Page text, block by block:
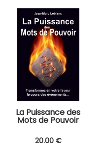
La Puissance des
Mots de Pouvoir
20.00 €